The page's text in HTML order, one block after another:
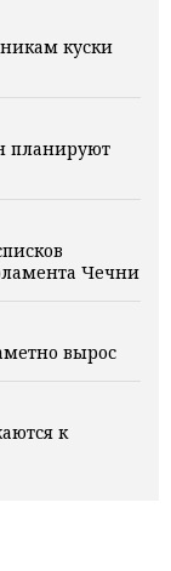
куски
планируют
Чечни
вырос
к